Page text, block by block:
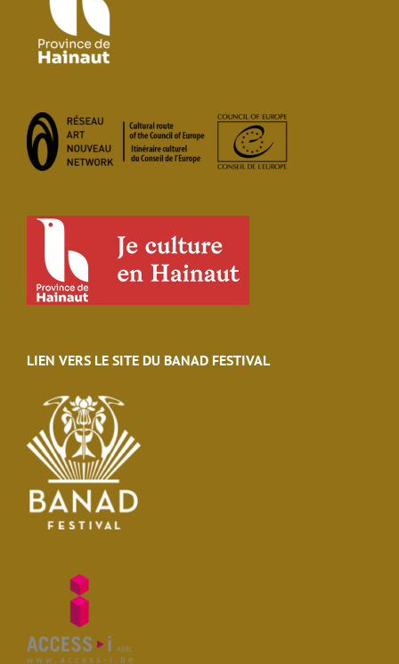
LIEN VERS LE SITE DU BANAD FESTIVAL